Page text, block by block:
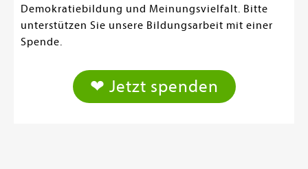
Demokratiebildung und Meinungsvielfalt. Bitte
unterstützen Sie unsere Bildungsarbeit mit einer
Spende.
❤ Jetzt spenden